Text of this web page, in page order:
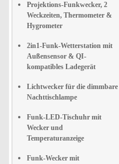
Projektions-Funkwecker, 2
Weckzeiten, Thermometer &
Hygrometer
2in1-Funk-Wetterstation mit
Außensensor & QI-
kompatibles Ladegerät
Lichtwecker für die dimmbare
Nachttischlampe
Funk-LED-Tischuhr mit
Wecker und
Temperaturanzeige
Funk-Wecker mit